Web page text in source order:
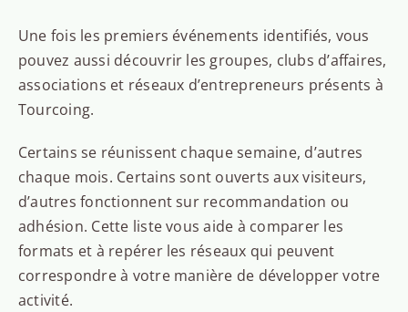
Une fois les premiers événements identifiés, vous
pouvez aussi découvrir les groupes, clubs d’affaires,
associations et réseaux d’entrepreneurs présents à
Tourcoing.
Certains se réunissent chaque semaine, d’autres
chaque mois. Certains sont ouverts aux visiteurs,
d’autres fonctionnent sur recommandation ou
adhésion. Cette liste vous aide à comparer les
formats et à repérer les réseaux qui peuvent
correspondre à votre manière de développer votre
activité.